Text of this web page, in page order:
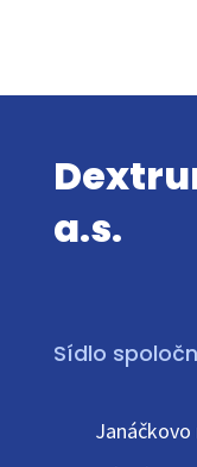
a.s.
Sídlo
Janáčkovo